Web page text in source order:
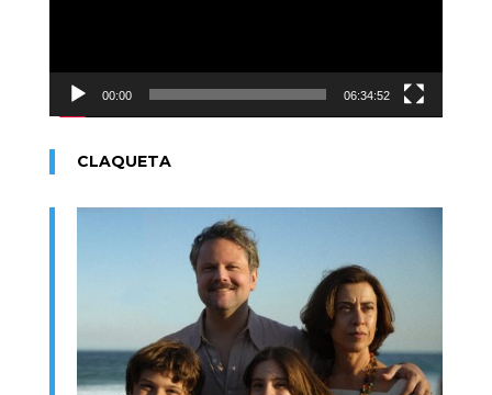
00:00 06:34:52
CLAQUETA